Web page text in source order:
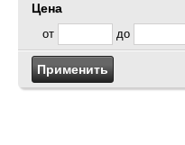
Цена
от до